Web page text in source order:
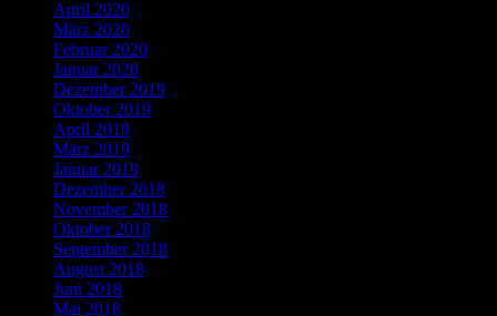
April 2020
März 2020
Februar 2020
Januar 2020
Dezember 2019
Oktober 2019
April 2019
März 2019
Januar 2019
Dezember 2018
November 2018
Oktober 2018
September 2018
August 2018
Juni 2018
Mai 2018